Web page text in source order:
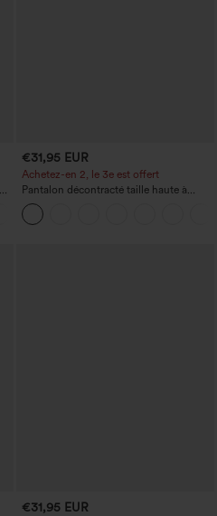
€31,95 EUR
Achetez-en 2, le 3e est offert
Pantalon décontracté taille haute à
cordon, coupe large en mélange de lin,
avec poches
€31,95 EUR